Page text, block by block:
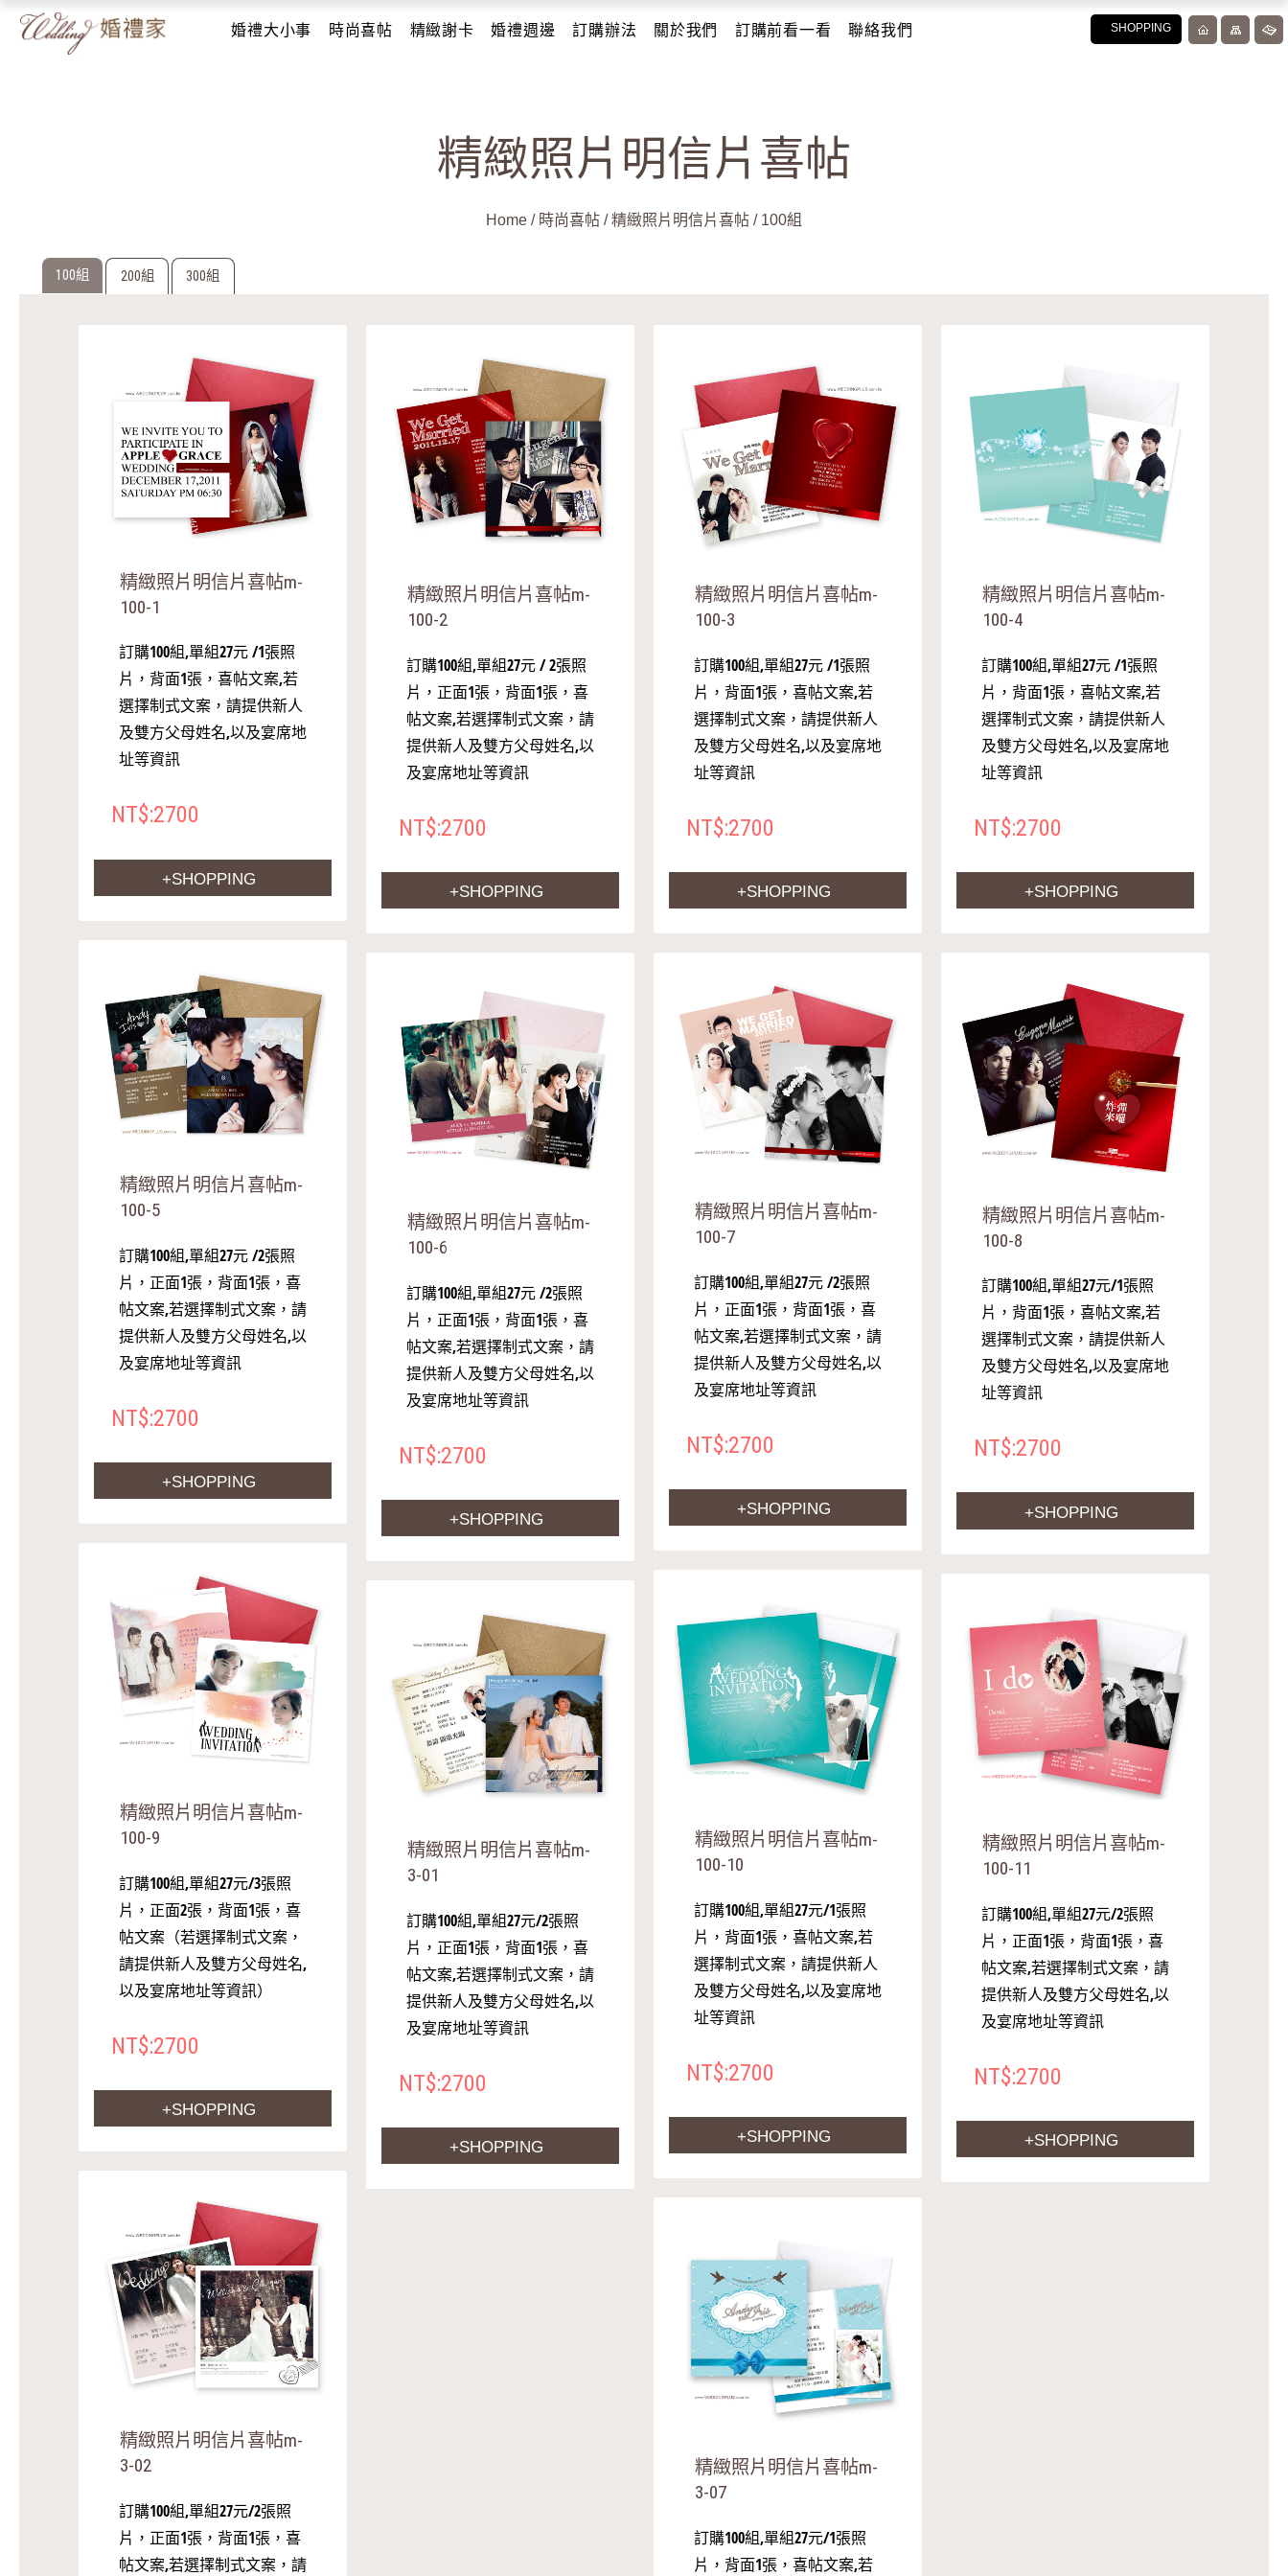
SHOPPING
婚禮大小事 時尚喜帖 精緻謝卡 婚禮週邊 訂購辦法 關於我們 訂購前看一看 聯絡我們
精緻照片明信片喜帖
Home / 時尚喜帖 /精緻照片明信片喜帖 / 100組
100組 200組 300組
精緻照片明信片喜帖m-
100-1
訂購100組,單組27元 /1張照
片，背面1張，喜帖文案,若
選擇制式文案，請提供新人
及雙方父母姓名,以及宴席地
址等資訊
NT$:2700
+SHOPPING
精緻照片明信片喜帖m-
100-2
訂購100組,單組27元 / 2張照
片，正面1張，背面1張，喜
帖文案,若選擇制式文案，請
提供新人及雙方父母姓名,以
及宴席地址等資訊
NT$:2700
+SHOPPING
精緻照片明信片喜帖m-
100-3
訂購100組,單組27元 /1張照
片，背面1張，喜帖文案,若
選擇制式文案，請提供新人
及雙方父母姓名,以及宴席地
址等資訊
NT$:2700
+SHOPPING
精緻照片明信片喜帖m-
100-4
訂購100組,單組27元 /1張照
片，背面1張，喜帖文案,若
選擇制式文案，請提供新人
及雙方父母姓名,以及宴席地
址等資訊
NT$:2700
+SHOPPING
精緻照片明信片喜帖m-
100-5
訂購100組,單組27元 /2張照
片，正面1張，背面1張，喜
帖文案,若選擇制式文案，請
提供新人及雙方父母姓名,以
及宴席地址等資訊
NT$:2700
+SHOPPING
精緻照片明信片喜帖m-
100-6
訂購100組,單組27元 /2張照
片，正面1張，背面1張，喜
帖文案,若選擇制式文案，請
提供新人及雙方父母姓名,以
及宴席地址等資訊
NT$:2700
+SHOPPING
精緻照片明信片喜帖m-
100-7
訂購100組,單組27元 /2張照
片，正面1張，背面1張，喜
帖文案,若選擇制式文案，請
提供新人及雙方父母姓名,以
及宴席地址等資訊
NT$:2700
+SHOPPING
精緻照片明信片喜帖m-
100-8
訂購100組,單組27元/1張照
片，背面1張，喜帖文案,若
選擇制式文案，請提供新人
及雙方父母姓名,以及宴席地
址等資訊
NT$:2700
+SHOPPING
精緻照片明信片喜帖m-
100-9
訂購100組,單組27元/3張照
片，正面2張，背面1張，喜
帖文案（若選擇制式文案，
請提供新人及雙方父母姓名,
以及宴席地址等資訊）
NT$:2700
+SHOPPING
精緻照片明信片喜帖m-
100-10
訂購100組,單組27元/1張照
片，背面1張，喜帖文案,若
選擇制式文案，請提供新人
及雙方父母姓名,以及宴席地
址等資訊
NT$:2700
+SHOPPING
精緻照片明信片喜帖m-
100-11
訂購100組,單組27元/2張照
片，正面1張，背面1張，喜
帖文案,若選擇制式文案，請
提供新人及雙方父母姓名,以
及宴席地址等資訊
NT$:2700
+SHOPPING
精緻照片明信片喜帖m-
3-01
訂購100組,單組27元/2張照
片，正面1張，背面1張，喜
帖文案,若選擇制式文案，請
提供新人及雙方父母姓名,以
及宴席地址等資訊
NT$:2700
+SHOPPING
精緻照片明信片喜帖m-
3-02
訂購100組,單組27元/2張照
片，正面1張，背面1張，喜
帖文案,若選擇制式文案，請
精緻照片明信片喜帖m-
3-07
訂購100組,單組27元/1張照
片，背面1張，喜帖文案,若